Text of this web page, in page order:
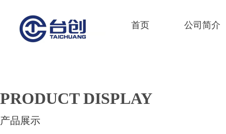
首页 公司简介
PRODUCT DISPLAY
产品展示